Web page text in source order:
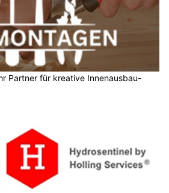
Partner für kreative Innenausbau-